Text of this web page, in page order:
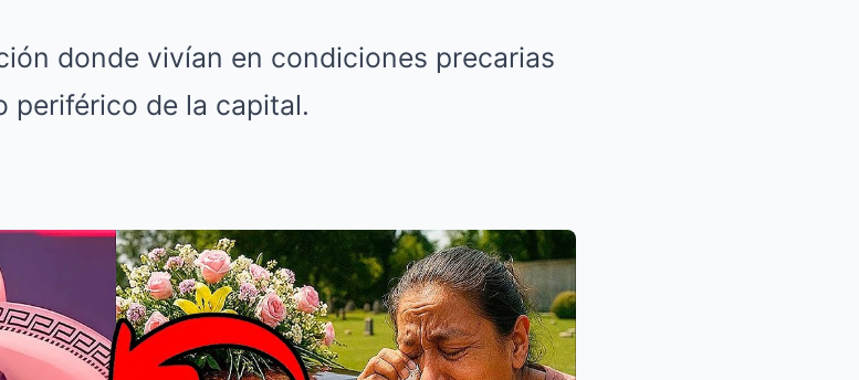
donde vivían en condiciones precarias
periférico de la capital.